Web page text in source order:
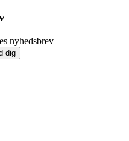
nyhedsbrev
dig